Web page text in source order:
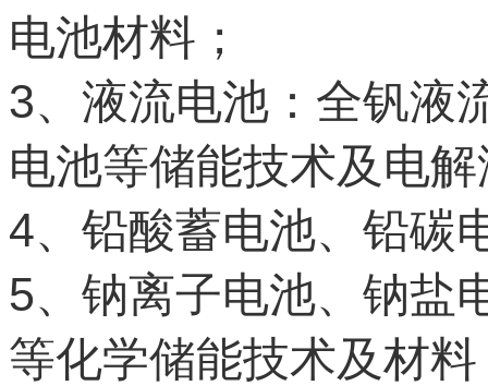
电池材料；
3、液流电池：全钒液
电池等储能技术及电
4、铅酸蓄电池、铅碳
5、钠离子电池、钠盐
等化学储能技术及材料